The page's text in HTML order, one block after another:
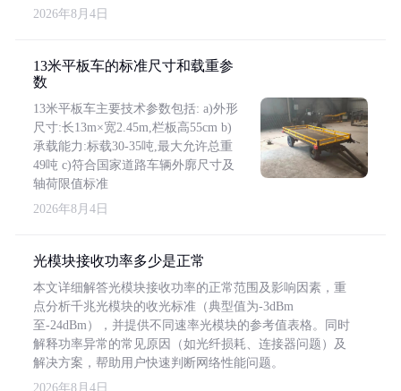
2026年8月4日
13米平板车的标准尺寸和载重参
数
13米平板车主要技术参数包括: a)外形
尺寸:长13m×宽2.45m,栏板高55cm b)
承载能力:标载30-35吨,最大允许总重
49吨 c)符合国家道路车辆外廓尺寸及
轴荷限值标准
2026年8月4日
光模块接收功率多少是正常
本文详细解答光模块接收功率的正常范围及影响因素，重
点分析千兆光模块的收光标准（典型值为-3dBm
至-24dBm），并提供不同速率光模块的参考值表格。同时
解释功率异常的常见原因（如光纤损耗、连接器问题）及
解决方案，帮助用户快速判断网络性能问题。
2026年8月4日